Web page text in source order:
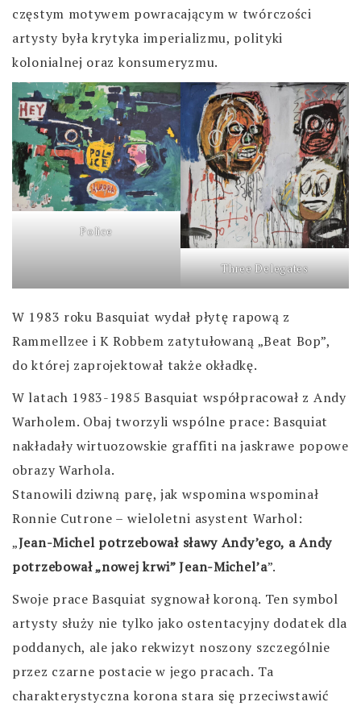
częstym motywem powracającym w twórczości
artysty była krytyka imperializmu, polityki
kolonialnej oraz konsumeryzmu.
Police
Three Delegates
W 1983 roku Basquiat wydał płytę rapową z
Rammellzee i K Robbem zatytułowaną „Beat Bop”,
do której zaprojektował także okładkę.
W latach 1983-1985 Basquiat współpracował z Andy
Warholem. Obaj tworzyli wspólne prace: Basquiat
nakładały wirtuozowskie graffiti na jaskrawe popowe
obrazy Warhola.
Stanowili dziwną parę, jak wspomina wspominał
Ronnie Cutrone – wieloletni asystent Warhol:
„Jean-Michel potrzebował sławy Andy’ego, a Andy
potrzebował „nowej krwi” Jean-Michel’a”.
Swoje prace Basquiat sygnował koroną. Ten symbol
artysty służy nie tylko jako ostentacyjny dodatek dla
poddanych, ale jako rekwizyt noszony szczególnie
przez czarne postacie w jego pracach. Ta
charakterystyczna korona stara się przeciwstawić